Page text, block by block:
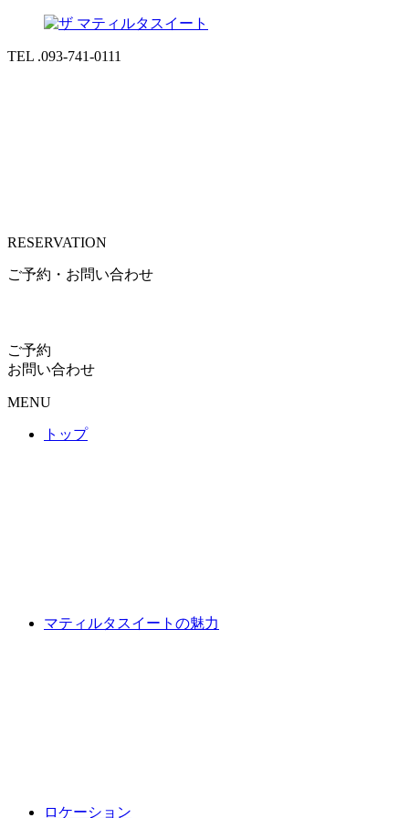
TEL .093-741-0111
RESERVATION
ご予約・お問い合わせ
ご予約
お問い合わせ
MENU
トップ
マティルタスイートの魅力
ロケーション